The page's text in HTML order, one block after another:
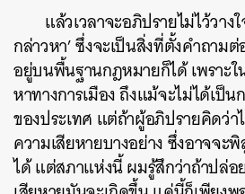
แล้วเวลาจะอภิปรายไม่ไว้วาง
กล่าวหา’ ซึ่งจะเป็นสิ่งที่ตั้งคำถาม
อยู่บนพื้นฐานกฎหมายก็ได้ เพราะ
หาทางการเมือง ถึงแม้จะไม่ได้เป็
ของประเทศ แต่ถ้าผู้อภิปรายคิดว่า
ความเสียหายบางอย่าง ซึ่งอาจจะ
ได้ แต่สภาแห่งนี้ ผมรู้สึกว่าถ้าปล่อ